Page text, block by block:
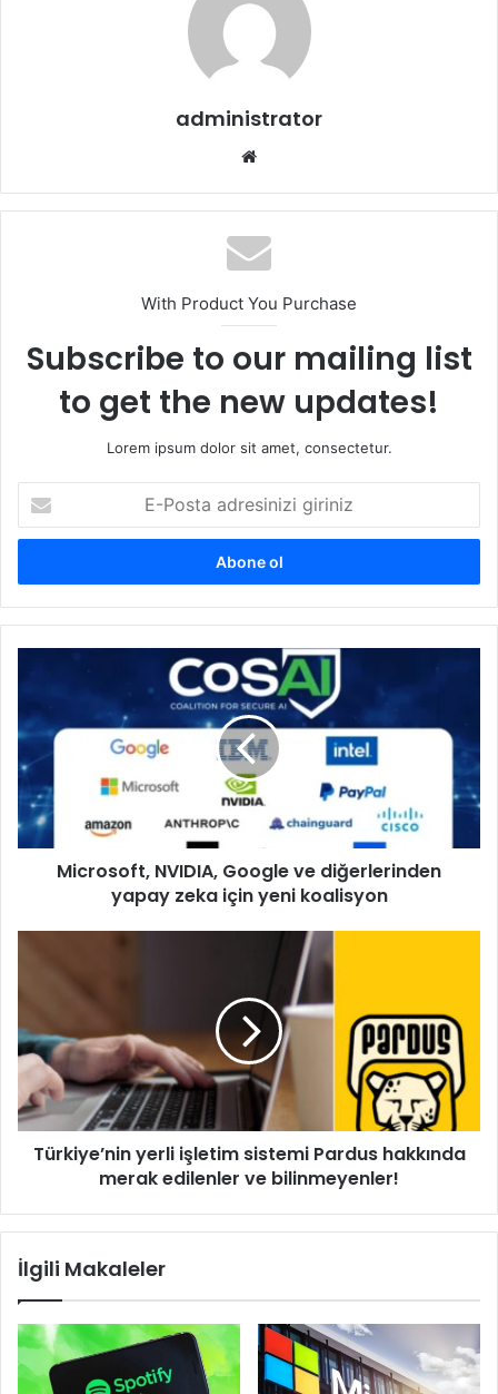
administrator
With Product You Purchase
Subscribe to our mailing list
to get the new updates!
Lorem ipsum dolor sit amet, consectetur.
Posta
adresinizi
NVIDIA,
ve
diğerlerinden
yapay
zeka
için
yeni
koalisyonMicrosoft, NVIDIA, Google ve diğerlerinden
yapay zeka için yeni koalisyon
Pardus
hakkında
merak
edilenler
ve
bilinmeyenler!
Türkiye’nin yerli işletim sistemi Pardus hakkında
merak edilenler ve bilinmeyenler!
İlgili Makaleler